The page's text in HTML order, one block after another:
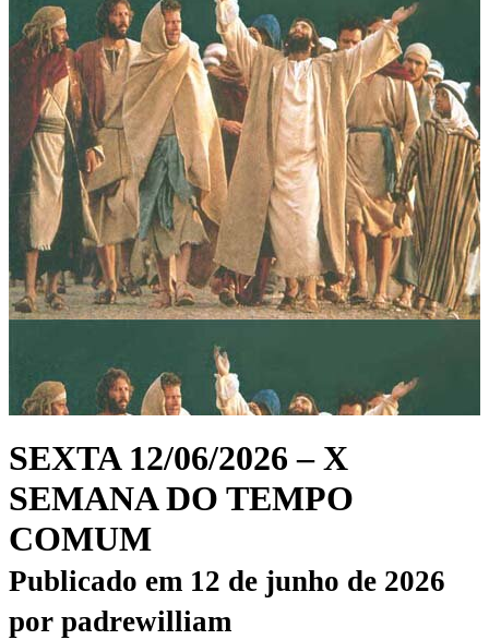
SEXTA 12/06/2026 – X
SEMANA DO TEMPO
COMUM
Publicado em 12 de junho de 2026
por padrewilliam